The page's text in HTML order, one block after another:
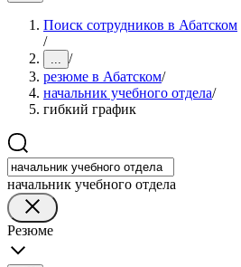
Поиск сотрудников в Абатском
/
... /
резюме в Абатском/
начальник учебного отдела/
гибкий график
начальник учебного отдела
Резюме